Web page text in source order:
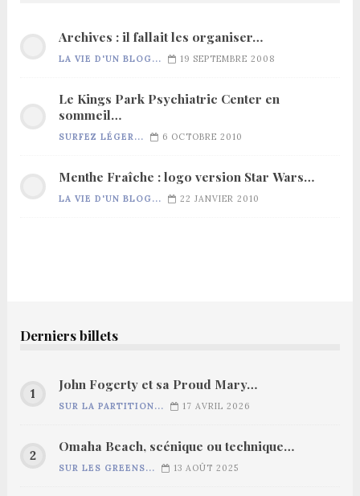
Archives : il fallait les organiser…
LA VIE D'UN BLOG... 19 SEPTEMBRE 2008
Le Kings Park Psychiatric Center en
sommeil…
SURFEZ LÉGER... 6 OCTOBRE 2010
Menthe Fraîche : logo version Star Wars…
LA VIE D'UN BLOG... 22 JANVIER 2010
Derniers billets
John Fogerty et sa Proud Mary…
SUR LA PARTITION... 17 AVRIL 2026
Omaha Beach, scénique ou technique…
SUR LES GREENS... 13 AOÛT 2025